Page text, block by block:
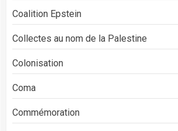
Coalition Epstein
Collectes au nom de la Palestine
Colonisation
Coma
Commémoration